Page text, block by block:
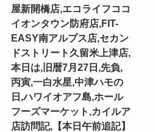
屋新開橋店,エコライフココ
イオンタウン防府店,FIT-
EASY南アルプス店,セカン
ドストリート久留米上津店,
本日は,旧暦7月27日,先負,
丙寅,一白水星,中津ハモの
日,ハワイオアフ島,ホール
フーズマーケット,カイルア
店訪問記,【本日午前追記】